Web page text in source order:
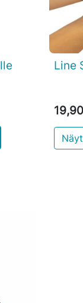
Line